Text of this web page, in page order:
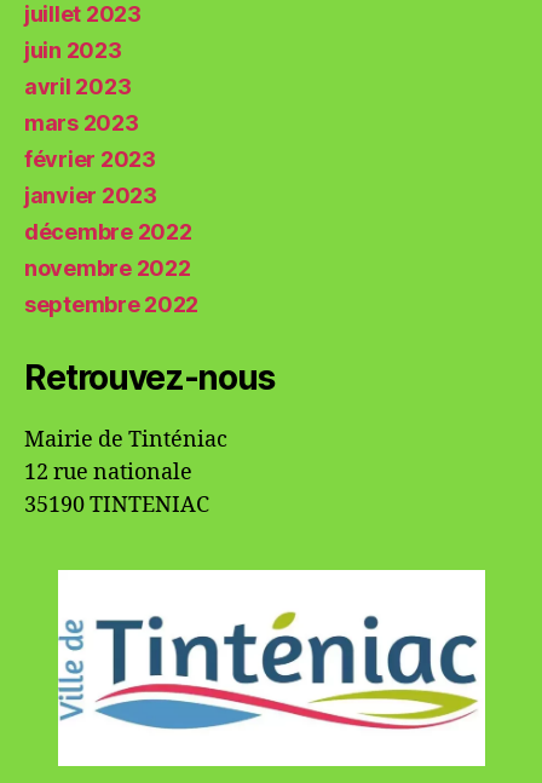
juillet 2023
juin 2023
avril 2023
mars 2023
février 2023
janvier 2023
décembre 2022
novembre 2022
septembre 2022
Retrouvez-nous
Mairie de Tinténiac
12 rue nationale
35190 TINTENIAC